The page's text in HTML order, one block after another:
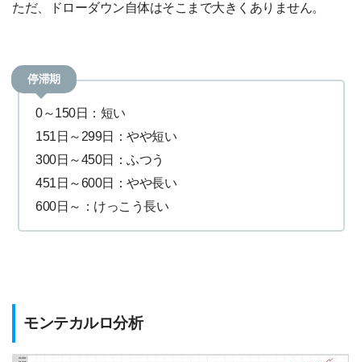
ただ、ドローダウン自体はそこまで大きくありません。
停滞期
0～150日：短い
151日～299日：やや短い
300日～450日：ふつう
451日～600日：やや長い
600日～：けっこう長い
モンテカルロ分析